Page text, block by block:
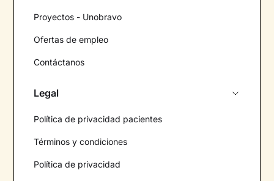
Proyectos - Unobravo
Ofertas de empleo
Contáctanos
Legal
Política de privacidad pacientes
Términos y condiciones
Política de privacidad